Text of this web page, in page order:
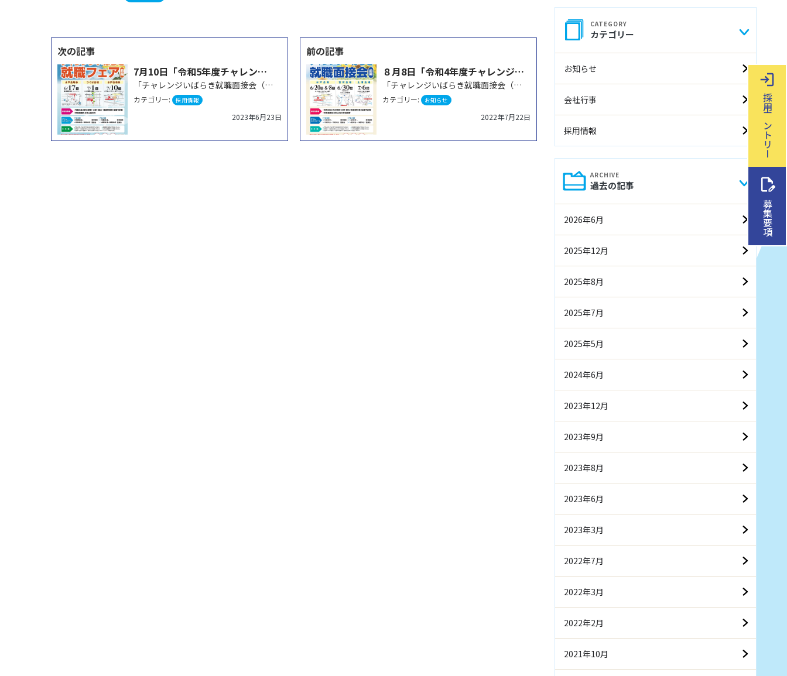
採用エントリー
募集要項
投
稿
ナ
ビ
ゲ
８月8日「令和4年度チャレンジいばらき就職面接会（前期）」に参加します
「チャレンジいばらき就職面接会（前期）」 の8/8 水戸会場 午前の部 に参加します。お気軽にご参加…
カテゴリー: お知らせ
2022年7月22日
7月10日「令和5年度チャレンジいばらき就職面接会（前期）」に参加します
「チャレンジいばらき就職面接会（前期）」 の 7/10（月） 水戸会場 午前の部 に参加します。お気…
カテゴリー: 採用情報
2023年6月23日
カテゴリー
お知らせ
会社行事
採用情報
過去の記事
2026年6月
2025年12月
2025年8月
2025年7月
2025年5月
2024年6月
2023年12月
2023年9月
2023年8月
2023年6月
2023年3月
2022年7月
2022年3月
2022年2月
2021年10月